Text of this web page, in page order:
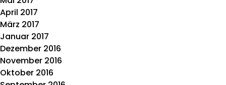
April 2017
März 2017
Januar 2017
Dezember 2016
November 2016
Oktober 2016